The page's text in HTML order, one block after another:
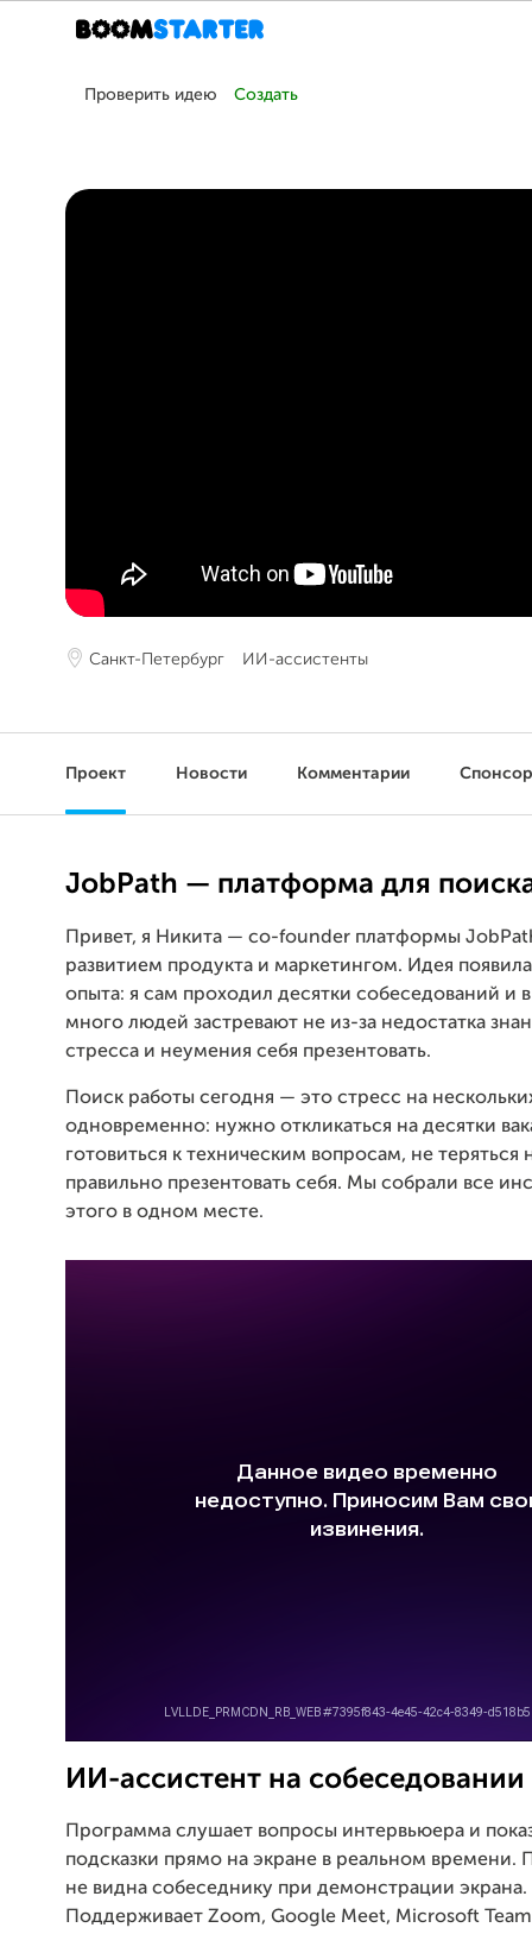
Проверить идею Создать
Санкт-Петербург ИИ-ассистенты
Проект Новости Комментарии
JobPath — платформа для
Привет, я Никита — co-founder платформы
развитием продукта и маркетингом. Идея
опыта: я сам проходил десятки собеседований и
много людей застревают не из-за недостатка
стресса и неумения себя презентовать.
Поиск работы сегодня — это стресс на
одновременно: нужно откликаться на десятки
готовиться к техническим вопросам, не теряться
правильно презентовать себя. Мы собрали все
этого в одном месте.
ИИ-ассистент на собеседовании
Программа слушает вопросы интервьюера и
подсказки прямо на экране в реальном времени.
не видна собеседнику при демонстрации экрана.
Поддерживает Zoom, Google Meet, Microsoft